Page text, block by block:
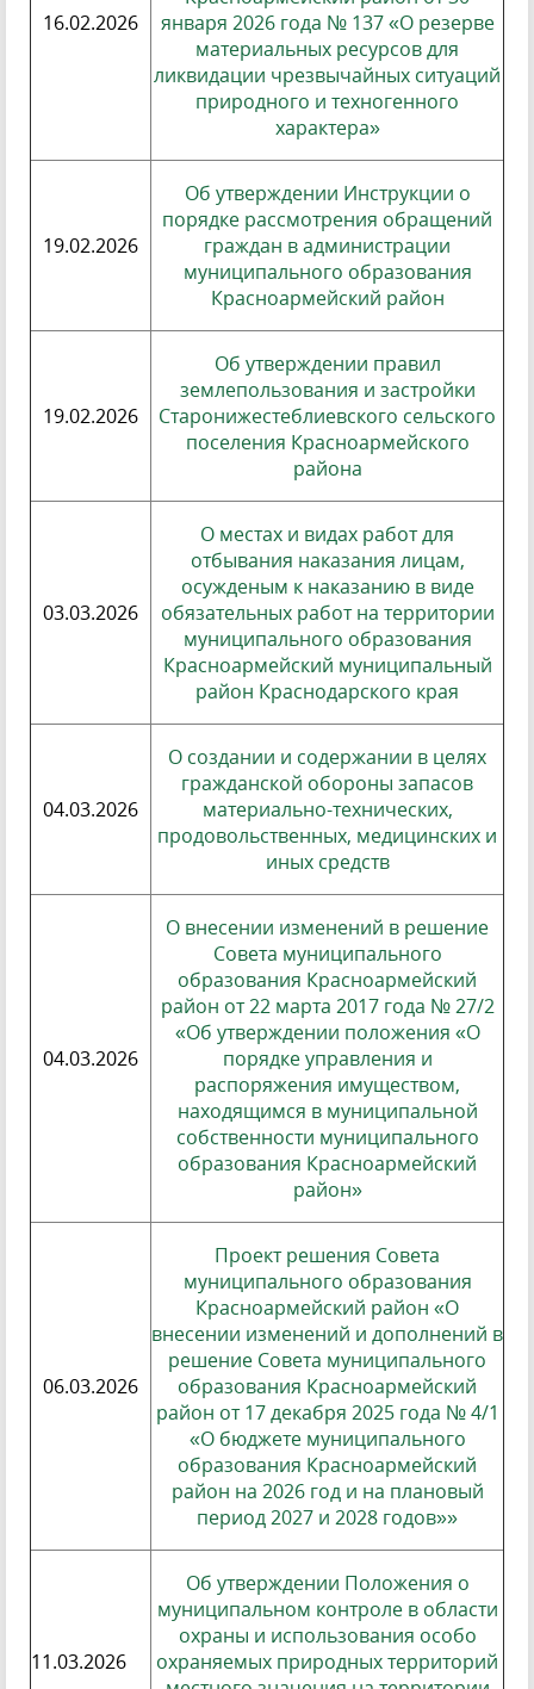
16.02.2026
января 2026 года № 137 «О резерве
материальных ресурсов для
ликвидации чрезвычайных ситуаций
природного и техногенного
характера»
19.02.2026
Об утверждении Инструкции о
порядке рассмотрения обращений
граждан в администрации
муниципального образования
Красноармейский район
19.02.2026
Об утверждении правил
землепользования и застройки
Старонижестеблиевского сельского
поселения Красноармейского
района
03.03.2026
О местах и видах работ для
отбывания наказания лицам,
осужденым к наказанию в виде
обязательных работ на территории
муниципального образования
Красноармейский муниципальный
район Краснодарского края
04.03.2026
О создании и содержании в целях
гражданской обороны запасов
материально-технических,
продовольственных, медицинских и
иных средств
04.03.2026
О внесении изменений в решение
Совета муниципального
образования Красноармейский
район от 22 марта 2017 года № 27/2
«Об утверждении положения «О
порядке управления и
распоряжения имуществом,
находящимся в муниципальной
собственности муниципального
образования Красноармейский
район»
06.03.2026
Проект решения Совета
муниципального образования
Красноармейский район «О
внесении изменений и дополнений в
решение Совета муниципального
образования Красноармейский
район от 17 декабря 2025 года № 4/1
«О бюджете муниципального
образования Красноармейский
район на 2026 год и на плановый
период 2027 и 2028 годов»»
11.03.2026
Об утверждении Положения о
муниципальном контроле в области
охраны и использования особо
охраняемых природных территорий